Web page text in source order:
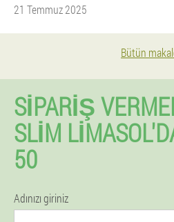
21 Temmuz 2025
Bütün
SIPARIŞ
SLIM
50
Adınızı giriniz